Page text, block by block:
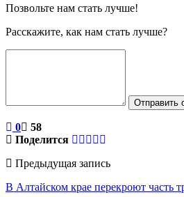
Позвольте нам стать лучше!
Расскажите, как нам стать лучше?
Отправить
0
58
Поделится
Предыдущая запись
В Алтайском крае перекроют часть